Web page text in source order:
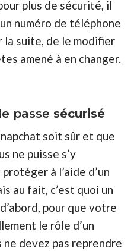
plus de sécurité, il
numéro de téléphone
suite, de le modifier
amené à en changer.
passe sécurisé
soit sûr et que
ne puisse s’y
à l’aide d’un
au fait, c’est quoi un
pour que votre
le rôle d’un
devez pas reprendre